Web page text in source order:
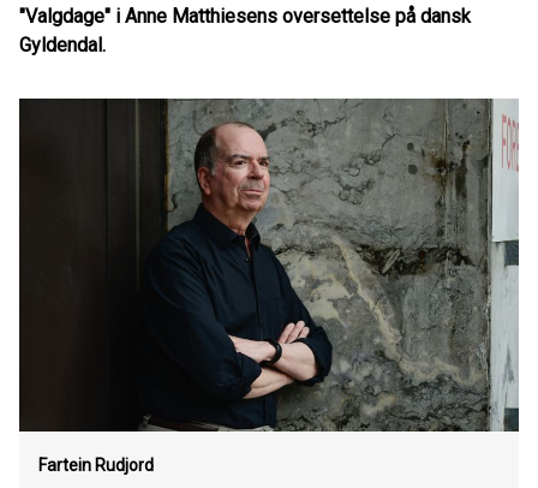
"Valgdage" i Anne Matthiesens oversettelse på dansk
Gyldendal.
Fartein Rudjord